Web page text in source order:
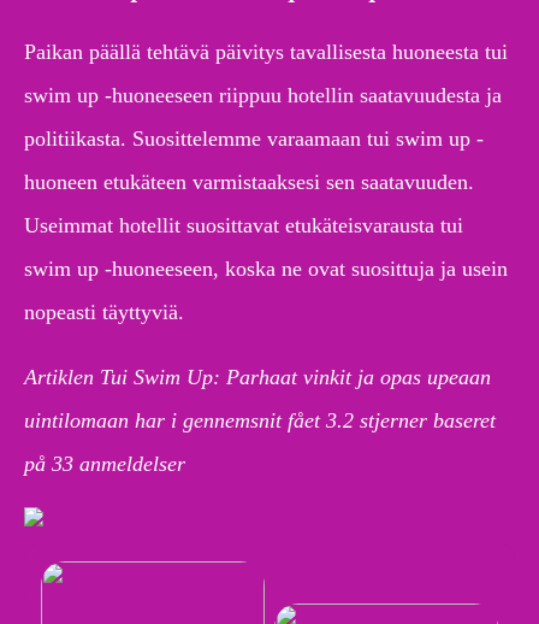
Paikan päällä tehtävä päivitys tavallisesta huoneesta tui
swim up -huoneeseen riippuu hotellin saatavuudesta ja
politiikasta. Suosittelemme varaamaan tui swim up -
huoneen etukäteen varmistaaksesi sen saatavuuden.
Useimmat hotellit suosittavat etukäteisvarausta tui
swim up -huoneeseen, koska ne ovat suosittuja ja usein
nopeasti täyttyviä.
Artiklen Tui Swim Up: Parhaat vinkit ja opas upeaan
uintilomaan har i gennemsnit fået 3.2 stjerner baseret
på 33 anmeldelser